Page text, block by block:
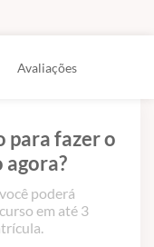
Avaliações
para fazer o
agora?
poderá
em até 3